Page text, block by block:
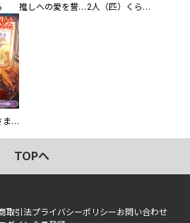
推しへの愛を誓いますか？～アラサー女子、推しは逃げぬが人生逃げる～ 2人（匹）くらし。
ドロンジョさまは転生しても悪役令嬢のままだった【分冊版】
TOPへ
取引法プライバシーポリシーお問い合わせ